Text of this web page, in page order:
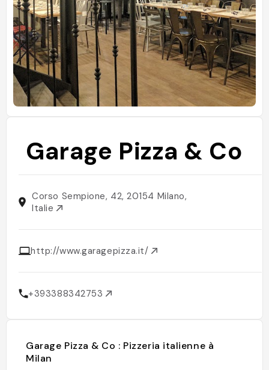
Garage Pizza & Co
Corso Sempione, 42, 20154 Milano,
Italie
http://www.garagepizza.it/
+393388342753
Garage Pizza & Co : Pizzeria italienne à
Milan